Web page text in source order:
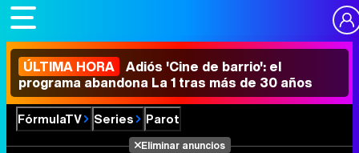
ÚLTIMA HORA Adiós 'Cine de barrio': el
programa abandona La 1 tras más de 30 años
FórmulaTV Series Parot
Eliminar anuncios